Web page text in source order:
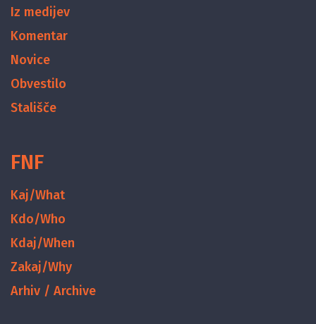
Iz medijev
Komentar
Novice
Obvestilo
Stališče
FNF
Kaj/What
Kdo/Who
Kdaj/When
Zakaj/Why
Arhiv / Archive